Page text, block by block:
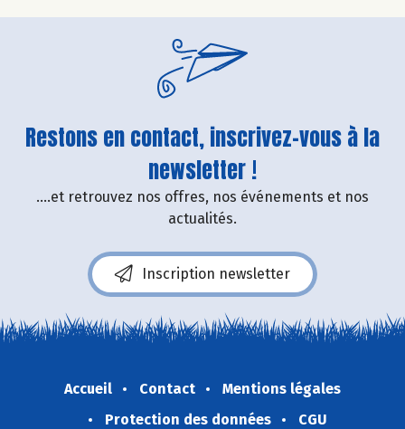
Restons en contact, inscrivez-vous à la
newsletter !
....et retrouvez nos offres, nos événements et nos
actualités.
Inscription newsletter
Accueil Contact
Mentions légales
Protection des données
CGU